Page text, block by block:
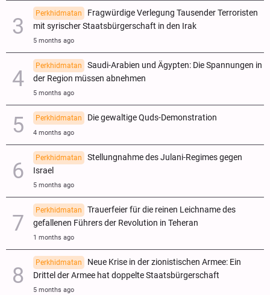
Perkhidmatan
Fragwürdige Verlegung Tausender Terroristen
mit syrischer Staatsbürgerschaft in den Irak
5 months ago
Perkhidmatan
Saudi-Arabien und Ägypten: Die Spannungen in
der Region müssen abnehmen
5 months ago
Perkhidmatan Die gewaltige Quds-Demonstration
4 months ago
Perkhidmatan
Stellungnahme des Julani-Regimes gegen
Israel
5 months ago
Perkhidmatan
Trauerfeier für die reinen Leichname des
gefallenen Führers der Revolution in Teheran
1 months ago
Perkhidmatan
Neue Krise in der zionistischen Armee: Ein
Drittel der Armee hat doppelte Staatsbürgerschaft
5 months ago